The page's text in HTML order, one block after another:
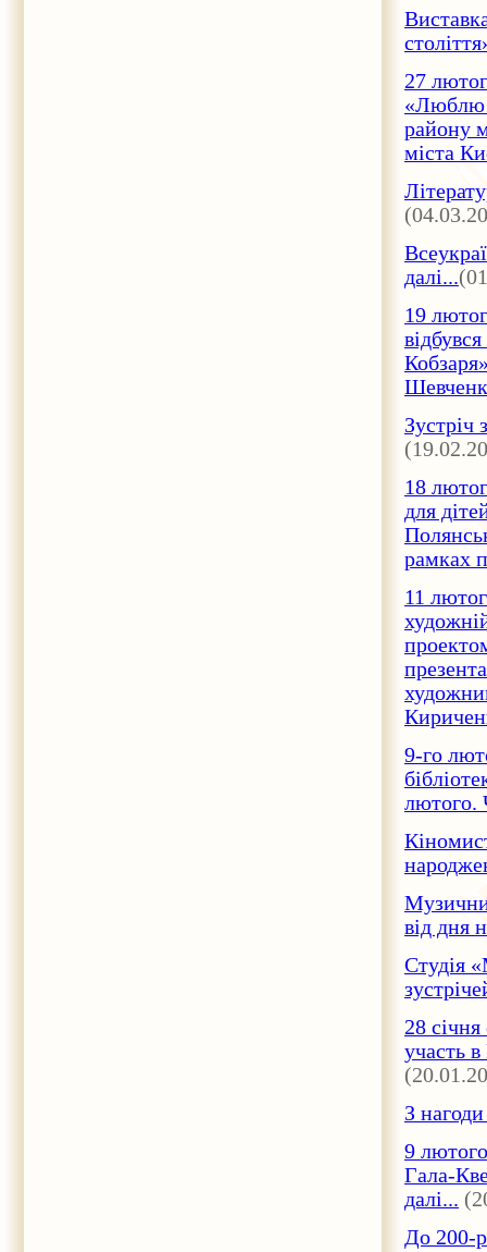
27
«Люблю
району
міста
далі...
19
Зустріч
18
для
рамках
11
9-го
лютого.
від дня
Студія
28
участь
З
9
Гала-
далі...
До 200-